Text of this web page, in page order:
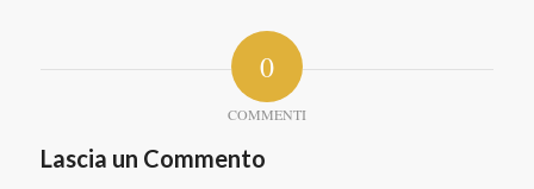
0
COMMENTI
Lascia un Commento